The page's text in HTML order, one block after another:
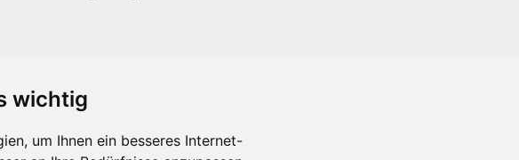
wichtig
um Ihnen ein besseres Internet-